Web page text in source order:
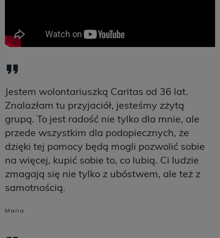
Jestem wolontariuszką Caritas od 36 lat.
Znalazłam tu przyjaciół, jesteśmy zżytą
grupą. To jest radość nie tylko dla mnie, ale
przede wszystkim dla podopiecznych, że
dzięki tej pomocy będą mogli pozwolić sobie
na więcej, kupić sobie to, co lubią. Ci ludzie
zmagają się nie tylko z ubóstwem, ale też z
samotnością.
Maria